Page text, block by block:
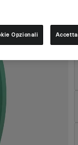
Opzionali